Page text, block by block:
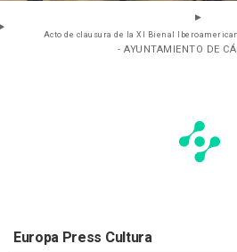
Acto de clausura de la XI Bienal
- AYUNTAMIENTO DE
Europa Press Cultura